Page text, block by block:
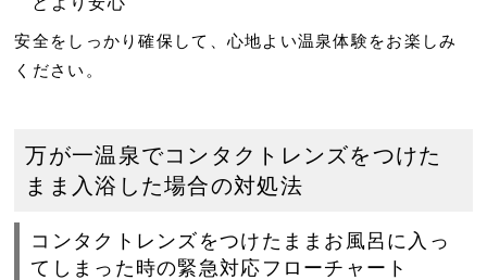
安全をしっかり確保して、心地よい温泉体験をお楽しみ
ください。
万が一温泉でコンタクトレンズをつけた
まま入浴した場合の対処法
コンタクトレンズをつけたままお風呂に入っ
てしまった時の緊急対応フローチャート